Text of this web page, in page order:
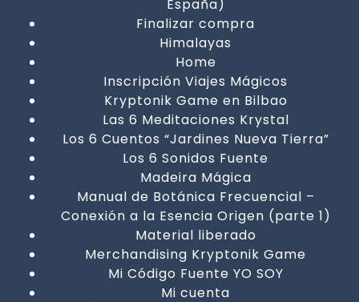
España)
Finalizar compra
Himalayas
Home
Inscripción Viajes Mágicos
Kryptonik Game en Bilbao
Las 6 Meditaciones Krystal
Los 6 Cuentos “Jardines Nueva Tierra”
Los 6 Sonidos Fuente
Madeira Mágica
Manual de Botánica Frecuencial –
Conexión a la Esencia Origen (parte 1)
Material liberado
Merchandising Kryptonik Game
Mi Código Fuente YO SOY
Mi cuenta